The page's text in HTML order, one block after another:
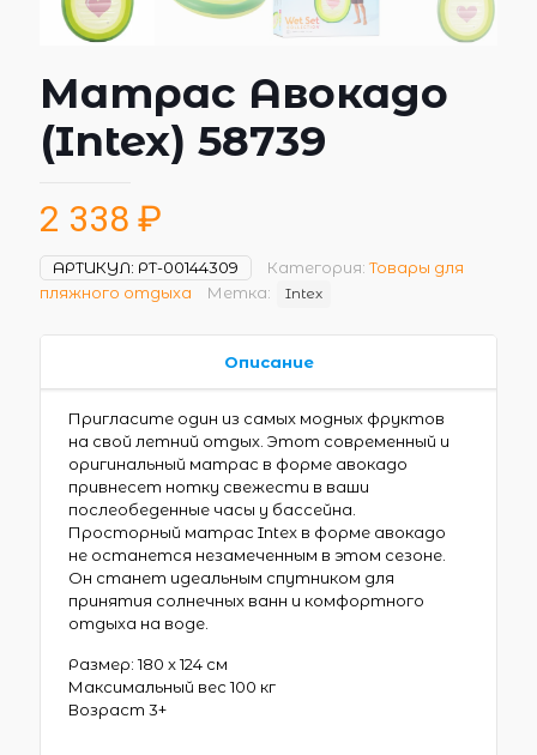
Матрас Авокадо
(Intex) 58739
2 338 ₽
АРТИКУЛ: РТ-00144309 Категория: Товары для
пляжного отдыха
Метка: Intex
Описание
Пригласите один из самых модных фруктов
на свой летний отдых. Этот современный и
оригинальный матрас в форме авокадо
привнесет нотку свежести в ваши
послеобеденные часы у бассейна.
Просторный матрас Intex в форме авокадо
не останется незамеченным в этом сезоне.
Он станет идеальным спутником для
принятия солнечных ванн и комфортного
отдыха на воде.
Размер: 180 x 124 см
Максимальный вес 100 кг
Возраст 3+